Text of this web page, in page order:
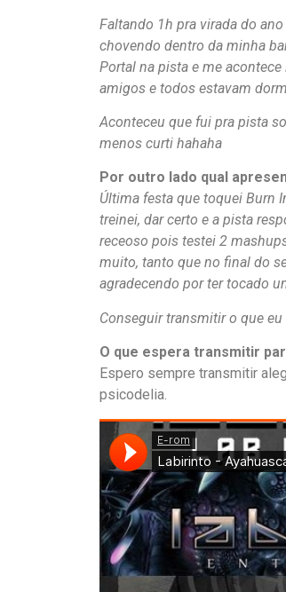
Faltando 1h pra virada do
chovendo dentro da minha
Portal na pista e me
amigos e todos estavam
Aconteceu que fui pra pista
menos curti hahaha
Por outro lado qual
Última festa que toquei Burn
treinei, dar certo e a pista
receoso pois testei 2
muito, tanto que no final do
agradecendo por ter tocado
Conseguir transmitir o que
O que espera transmitir
Espero sempre transmitir
psicodelia.